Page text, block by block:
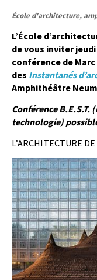
École d'architecture,
L’École
de vous inviter
conférence de
des Instantanés
Amphithéâtre
Conférence B.E.S.T.
technologie)
L’ARCHITECTURE